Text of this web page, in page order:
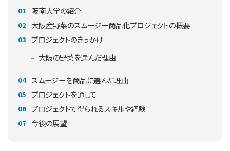
阪南大学の紹介
大阪産野菜のスムージー商品化プロジェクトの概要
プロジェクトのきっかけ
大阪の野菜を選んだ理由
スムージーを商品に選んだ理由
プロジェクトを通して
プロジェクトで得られるスキルや経験
今後の展望